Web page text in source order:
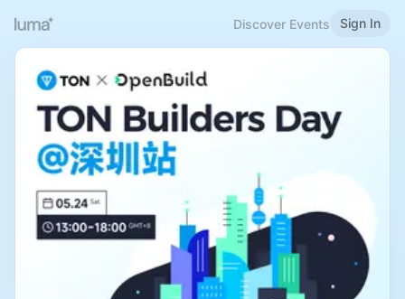
Discover Events Sign In